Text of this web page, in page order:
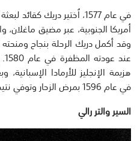
في عام 1577، اُختير دريك
أمريكا الجنوبية، عبر مضيق
وقد أكمل دريك الرحلة بنجاح
هزيمة الإنجليز للأرمادا
في عام 1596 بمرض الزحار وتوفي نتيجة ذلك.
السير والتر رالي